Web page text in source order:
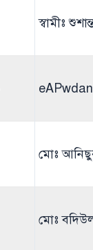
স্বামীঃ
মোঃ
মোঃ